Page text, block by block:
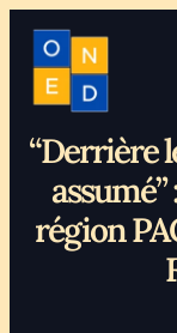
“Derrière
région